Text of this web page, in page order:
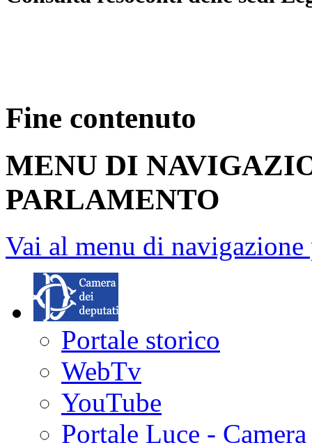
Fine contenuto
MENU DI
PARLAMENTO
Vai al menu di
Portale storico
WebTv
YouTube
Portale Luce - Camera